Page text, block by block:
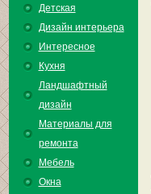
Детская
Дизайн интерьера
Интересное
Кухня
Ландшафтный
дизайн
Материалы для
ремонта
Мебель
Окна